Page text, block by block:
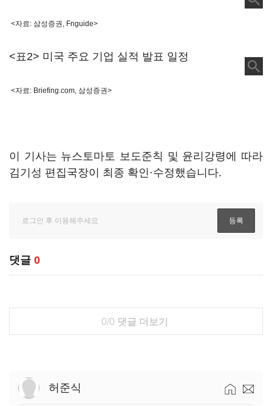
<자료: 삼성증권, Fnguide>
<표2> 미국 주요 기업 실적 발표 일정
<자료: Briefing.com, 삼성증권>
이 기사는 뉴스토마토 보도준칙 및 윤리강령에 따라
김기성 편집국장이 최종 확인·수정했습니다.
댓글 0
0/0 댓글 더보기
허준식